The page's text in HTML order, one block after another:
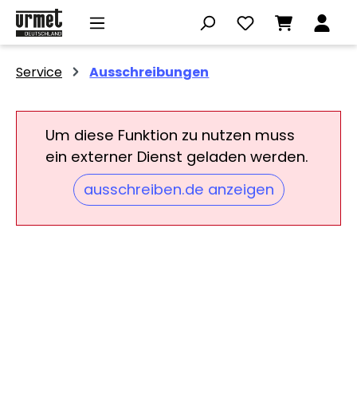
Zum Hauptinhalt springen
Service Ausschreibungen
Um diese Funktion zu nutzen muss
ein externer Dienst geladen werden.
ausschreiben.de anzeigen